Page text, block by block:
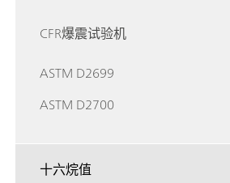
CFR爆震试验机
ASTM D2699
ASTM D2700
十六烷值